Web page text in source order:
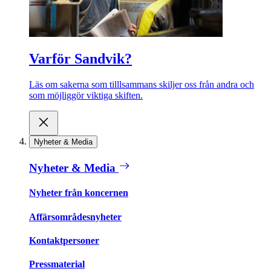
Varför Sandvik?
Läs om sakerna som tilllsammans skiljer oss från andra och
som möjliggör viktiga skiften.
Nyheter & Media
Nyheter & Media
Nyheter från koncernen
Affärsområdesnyheter
Kontaktpersoner
Pressmaterial